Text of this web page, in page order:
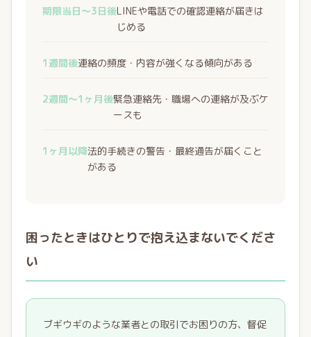
期限当日〜3日後LINEや電話での確認連絡が届きは
じめる
1週間後連絡の頻度・内容が強くなる傾向がある
2週間〜1ヶ月後緊急連絡先・職場への連絡が及ぶケ
ースも
1ヶ月以降法的手続きの警告・最終通告が届くこと
がある
困ったときはひとりで抱え込まないでくださ
い
ブギウギのような業者との取引でお困りの方、督促